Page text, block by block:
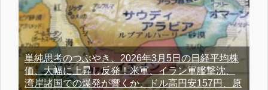
単純思考のつぶやき、2026年3月5日の日経平均株
価、大幅に上昇し反発！米軍、イラン軍艦撃沈、
湾岸諸国での爆発が響くか、ドル高円安157円、原